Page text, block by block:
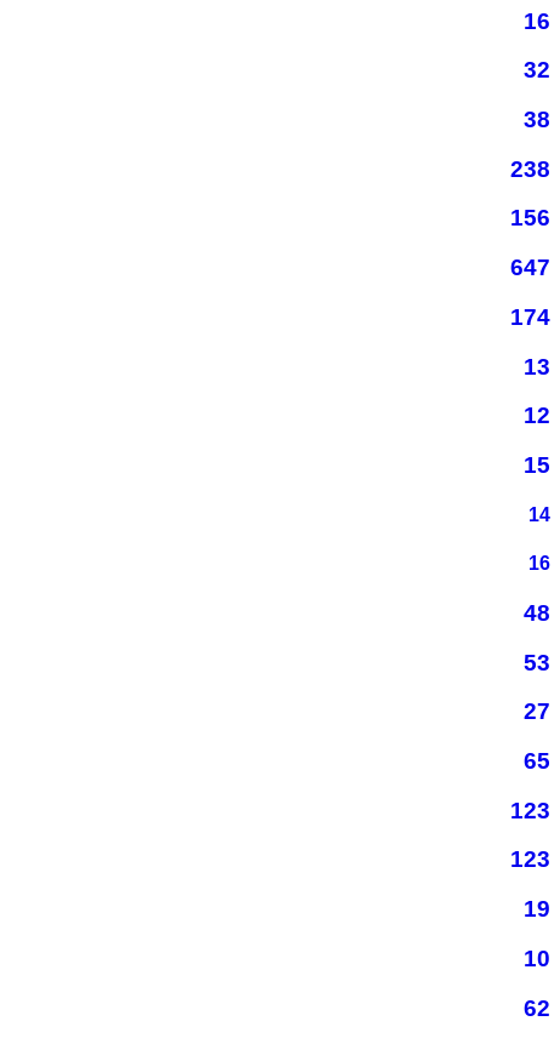
16
32
38
238
156
647
174
13
12
15
14
16
48
53
27
65
123
123
19
10
62